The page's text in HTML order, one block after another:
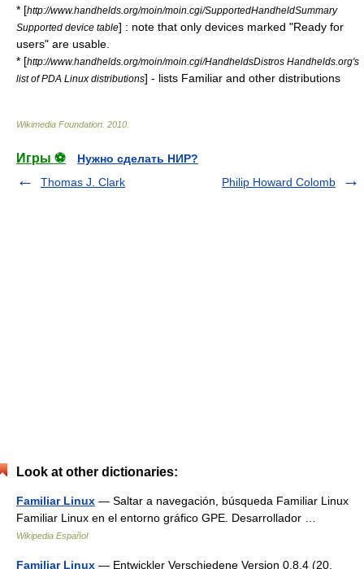
* [http://www.handhelds.org/moin/moin.cgi/SupportedHandheldSummary
Supported device table] : note that only devices marked "Ready for
users" are usable.
* [http://www.handhelds.org/moin/moin.cgi/HandheldsDistros Handhelds.org's
list of PDA Linux distributions] - lists Familiar and other distributions
Wikimedia Foundation 2010
Игры ⚽
Нужно сделать НИР?
Thomas J. Clark
Philip Howard Colomb
Look at other dictionaries:
Familiar Linux — Saltar a navegación, búsqueda Familiar Linux
Familiar Linux en el entorno gráfico GPE. Desarrollador …
Wikipedia Español
Familiar Linux — Entwickler Verschiedene Version 0.8.4 (20.